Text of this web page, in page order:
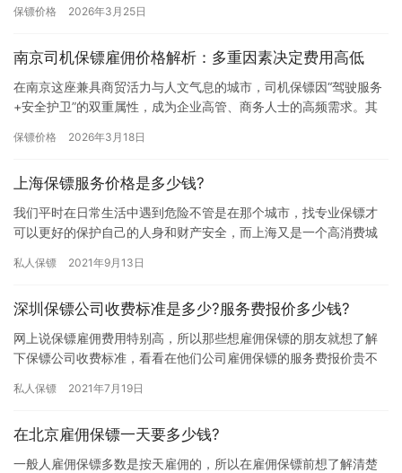
根据2…
保镖价格 2026年3月25日
南京司机保镖雇佣价格解析：多重因素决定费用高低
在南京这座兼具商贸活力与人文气息的城市，司机保镖因“驾驶服务
+安全护卫”的双重属性，成为企业高管、商务人士的高频需求。其
素…
保镖价格 2026年3月18日
上海保镖服务价格是多少钱?
我们平时在日常生活中遇到危险不管是在那个城市，找专业保镖才
可以更好的保护自己的人身和财产安全，而上海又是一个高消费城
一起…
私人保镖 2021年9月13日
深圳保镖公司收费标准是多少?服务费报价多少钱?
网上说保镖雇佣费用特别高，所以那些想雇佣保镖的朋友就想了解
下保镖公司收费标准，看看在他们公司雇佣保镖的服务费报价贵不
们一…
私人保镖 2021年7月19日
在北京雇佣保镖一天要多少钱?
一般人雇佣保镖多数是按天雇佣的，所以在雇佣保镖前想了解清楚